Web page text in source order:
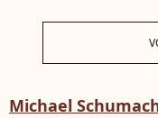
Michael